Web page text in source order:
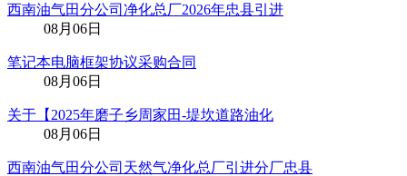
西南油气田分公司净化总厂2026年忠县引进
08月06日
笔记本电脑框架协议采购合同
08月06日
关于【2025年磨子乡周家田-堤坎道路油化
08月06日
西南油气田分公司天然气净化总厂引进分厂忠县